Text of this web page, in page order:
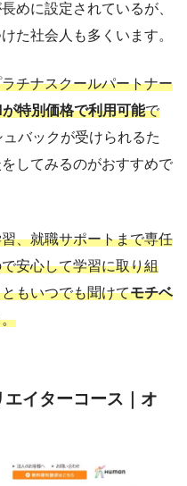
めに設定されているが、
た社会人も多くいます。
チナスクールパートナー
特別価格で利用可能で
バックが受けられるた
してみるのがおすすめで
、就職サポートまで専任
安心して学習に取り組
もいつでも聞けてモチベ
イターコース｜オ